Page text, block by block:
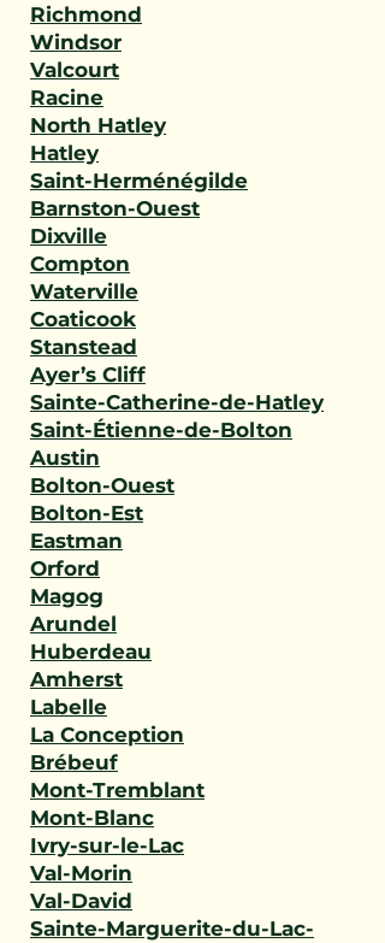
Richmond
Windsor
Valcourt
Racine
North Hatley
Hatley
Saint-Herménégilde
Barnston-Ouest
Dixville
Compton
Waterville
Coaticook
Stanstead
Ayer’s Cliff
Sainte-Catherine-de-Hatley
Saint-Étienne-de-Bolton
Austin
Bolton-Ouest
Bolton-Est
Eastman
Orford
Magog
Arundel
Huberdeau
Amherst
Labelle
La Conception
Brébeuf
Mont-Tremblant
Mont-Blanc
Ivry-sur-le-Lac
Val-Morin
Val-David
Sainte-Marguerite-du-Lac-